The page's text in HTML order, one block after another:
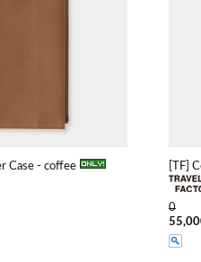
Case - coffee [TF]
0